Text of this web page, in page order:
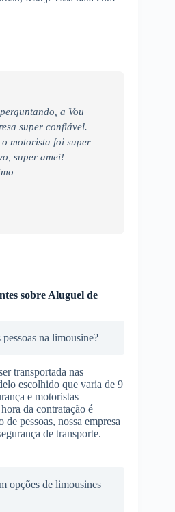
a Vou
super confiável.
motorista foi super
super amei!
sobre Aluguel de
na limousine?
transportada nas
escolhido que varia de 9
e motoristas
da contratação é
pessoas, nossa empresa
de transporte.
opções de limousines